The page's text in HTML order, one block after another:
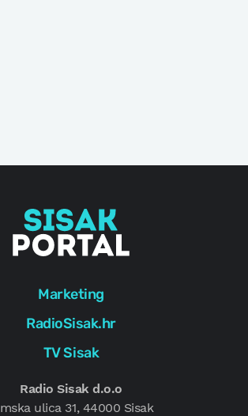
Marketing
RadioSisak.hr
TV Sisak
Radio Sisak d.o.o
ulica 31, 44000 Sisak